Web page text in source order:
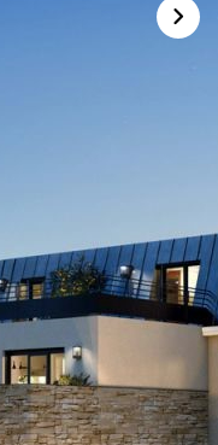
situé dans
à proximité de